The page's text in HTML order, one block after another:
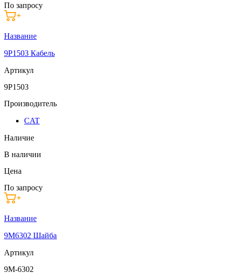
По запросу
Название
9P1503 Кабель
Артикул
9P1503
Производитель
CAT
Наличие
В наличии
Цена
По запросу
Название
9M6302 Шайба
Артикул
9M-6302